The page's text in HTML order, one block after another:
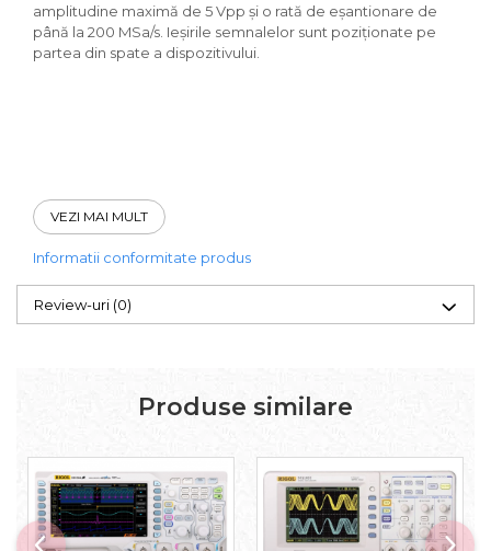
amplitudine maximă de 5 Vpp și o rată de eșantionare de
până la 200 MSa/s. Ieșirile semnalelor sunt poziționate pe
partea din spate a dispozitivului.
VEZI MAI MULT
Informatii conformitate produs
Review-uri (0)
Produse similare